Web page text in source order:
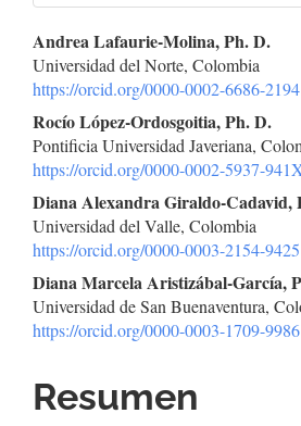
Contenido
principal
del
artículo
Andrea Lafaurie-Molina, Ph. D.
Universidad del Norte, Colombia
https://orcid.org/0000-0002-6686-2194
Rocío López-Ordosgoitia, Ph. D.
Pontificia Universidad Javeriana,
https://orcid.org/0000-0002-5937-
Diana Alexandra Giraldo-Cadavid,
Universidad del Valle, Colombia
https://orcid.org/0000-0003-2154-9425
Diana Marcela Aristizábal-García,
Universidad de San Buenaventura,
https://orcid.org/0000-0003-1709-9986
Resumen